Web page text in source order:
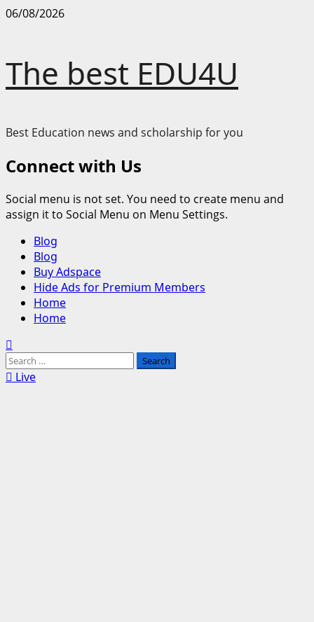
Skip
06/08/2026
The best EDU4U
Best Education news and scholarship for you
Connect with Us
Social menu is not set. You need to create menu and
assign it to Social Menu on Menu Settings.
Primary
Menu
Blog
Blog
Buy Adspace
Hide Ads for Premium Members
Home
Home
Search
for:Live